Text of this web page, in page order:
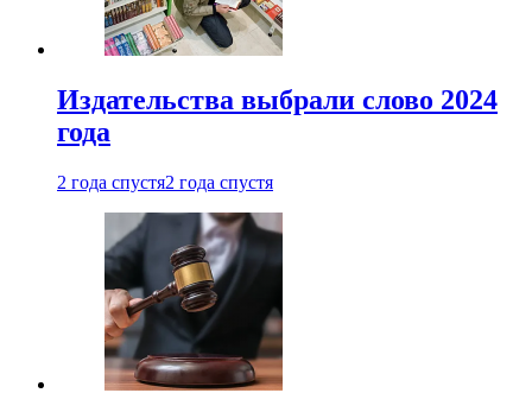
Издательства выбрали слово 2024
года
2 года спустя2 года спустя